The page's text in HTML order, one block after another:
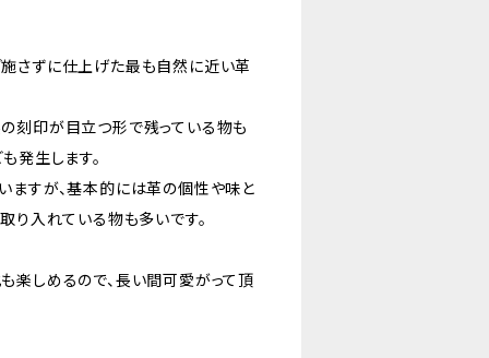
さずに仕上げた最も自然に近い革
刻印が目立つ形で残っている物も
発生します。
ますが、基本的には革の個性や味と
り入れている物も多いです。
楽しめるので、長い間可愛がって頂